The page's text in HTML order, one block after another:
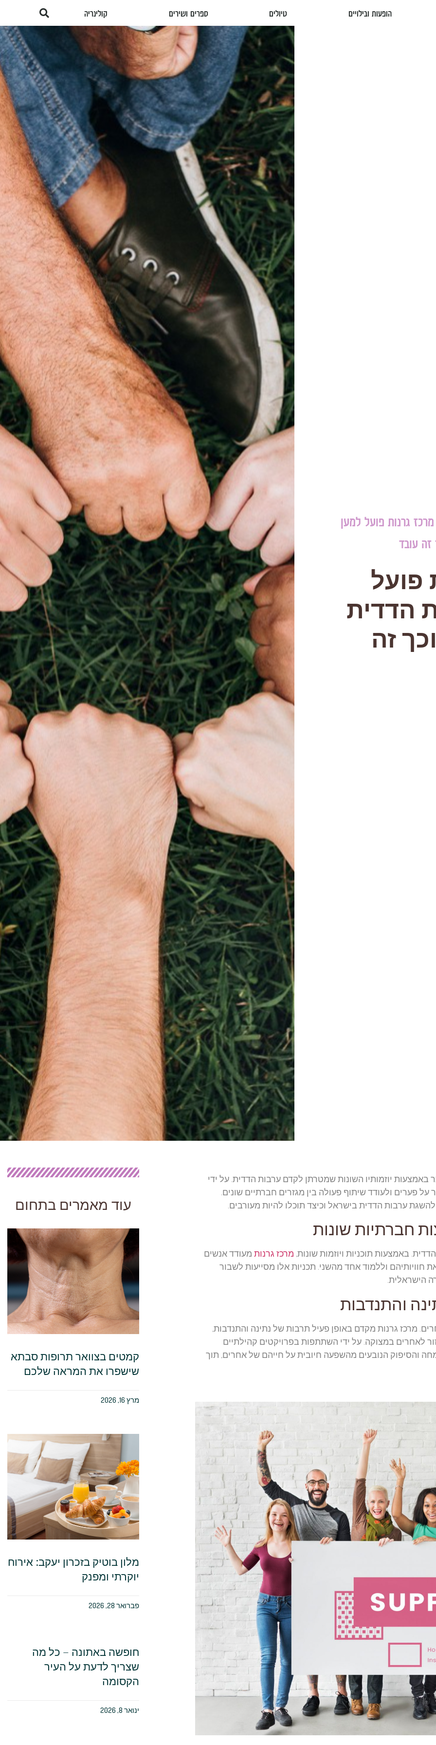
הופעות ובילויים טיולים ספרים ושירים קולינריה
מרכז גרנות פועל למען
עובד
פועל
הדדית
זה
באמצעות יוזמותיו השונות שמטרתן לקדם ערבות הדדית. על ידי
פערים ולעודד שיתוף פעולה בין מגזרים חברתיים שונים.
ערבות הדדית בישראל וכיצד תוכלו להיות מעורבים.
חברתיות שונות
באמצעות תוכניות ויוזמות שונות, מרכז גרנות מעודד אנשים
וללמוד אחד מהשני. תכניות אלו מסייעות לשבור
הישראלית.
והתנדבות
מרכז גרנות מקדם באופן פעיל תרבות של נתינה והתנדבות,
לאחרים במצוקה. על ידי השתתפות בפרויקטים קהילתיים
והסיפוק הנובעים מהשפעה חיובית על חייהם של אחרים, תוך
עוד מאמרים בתחום
קמטים בצוואר תרופות סבתא
שישפרו את המראה שלכם
מרץ 16, 2026
מלון בוטיק בזכרון יעקב: אירוח
יוקרתי ומפנק
פברואר 28, 2026
חופשה באתונה – כל מה
שצריך לדעת על העיר
הקסומה
ינואר 8, 2026